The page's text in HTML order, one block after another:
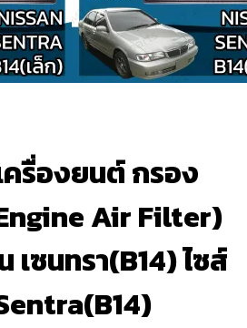
รื่องยนต์ กรอง
Air Filter)
ซนทรา(B14) ไซส์